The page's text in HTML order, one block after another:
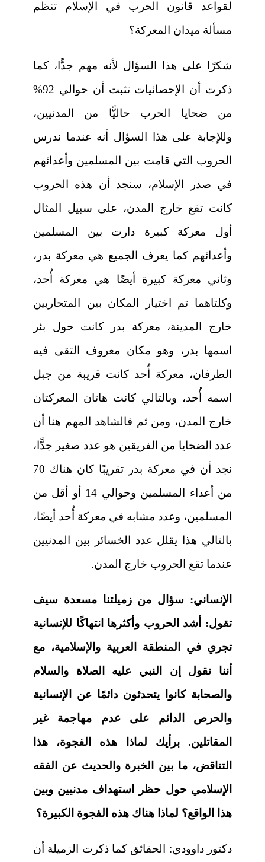
لقواعد قانون الحرب في الإسلام تنظم
مسألة ميدان المعركة؟
شكرًا على هذا السؤال لأنه مهم جدًّا، كما
ذكرت أن الإحصائيات تثبت أن حوالي 92%
من ضحايا الحرب حاليًّا من المدنيين،
وللإجابة على هذا السؤال أنه عندما ندرس
الحروب التي قامت بين المسلمين وأعدائهم
في صدر الإسلام، سنجد أن هذه الحروب
كانت تقع خارج المدن، على سبيل المثال
أول معركة كبيرة دارت بين المسلمين
وأعدائهم كما يعرف الجميع هي معركة بدر،
وثاني معركة كبيرة أيضًا هي معركة أُحد،
وكلتاهما تم اختيار المكان بين المتحاربين
خارج المدينة، معركة بدر كانت حول بئر
اسمها بدر، وهو مكان معروف التقى فيه
الطرفان، معركة أُحد كانت قريبة من جبل
اسمه أُحد، وبالتالي كانت هاتان المعركتان
خارج المدن، ومن ثم فالشاهد المهم هنا أن
عدد الضحايا من الفريقين هو عدد صغير جدًّا،
نجد أن في معركة بدر تقريبًا كان هناك 70
من أعداء المسلمين وحوالي 14 أو أقل من
المسلمين، وعدد مشابه في معركة أُحد أيضًا،
بالتالي هذا يقلل عدد الخسائر بين المدنيين
عندما تقع الحروب خارج المدن.
الإنساني: سؤال من زميلتنا مسعدة سيف
تقول: أشد الحروب وأكثرها انتهاكًا للإنسانية
تجري في المنطقة العربية والإسلامية، مع
أننا نقول إن النبي عليه الصلاة والسلام
والصحابة كانوا يتحدثون دائمًا عن الإنسانية
والحرص الدائم على عدم مهاجمة غير
المقاتلين. برأيك لماذا هذه الفجوة، هذا
التناقض، ما بين الخبرة والحديث عن الفقه
الإسلامي حول حظر استهداف مدنيين وبين
هذا الواقع؟ لماذا هناك هذه الفجوة الكبيرة؟
دكتور داوودي: الحقائق كما ذكرت الزميلة أن